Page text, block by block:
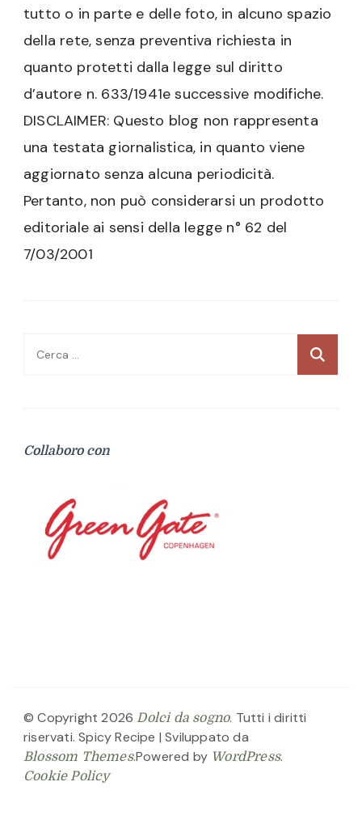
tutto o in parte e delle foto, in alcuno spazio
della rete, senza preventiva richiesta in
quanto protetti dalla legge sul diritto
d’autore n. 633/1941e successive modifiche.
DISCLAIMER: Questo blog non rappresenta
una testata giornalistica, in quanto viene
aggiornato senza alcuna periodicità.
Pertanto, non può considerarsi un prodotto
editoriale ai sensi della legge n° 62 del
7/03/2001
Ricerca
Collaboro con
© Copyright 2026 Dolci da sogno. Tutti i diritti
riservati. Spicy Recipe | Sviluppato da
Blossom Themes.Powered by WordPress.
Cookie Policy